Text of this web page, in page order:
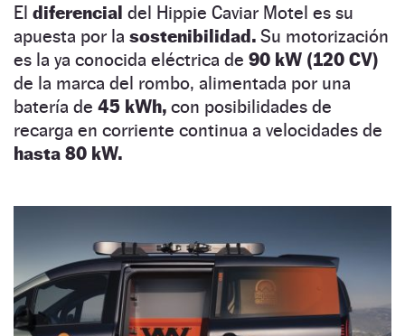
El diferencial del Hippie Caviar Motel es su
apuesta por la sostenibilidad. Su motorización
es la ya conocida eléctrica de 90 kW (120 CV)
de la marca del rombo, alimentada por una
batería de 45 kWh, con posibilidades de
recarga en corriente continua a velocidades de
hasta 80 kW.